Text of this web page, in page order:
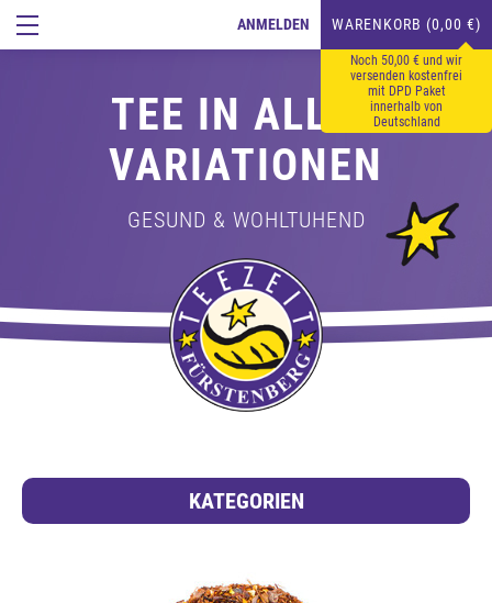
ANMELDEN WARENKORB (0,00 €)
Noch 50,00 € und wir
versenden kostenfrei
mit DPD Paket
innerhalb von
Deutschland
TEE IN ALLEN
VARIATIONEN
GESUND & WOHLTUHEND
KATEGORIEN